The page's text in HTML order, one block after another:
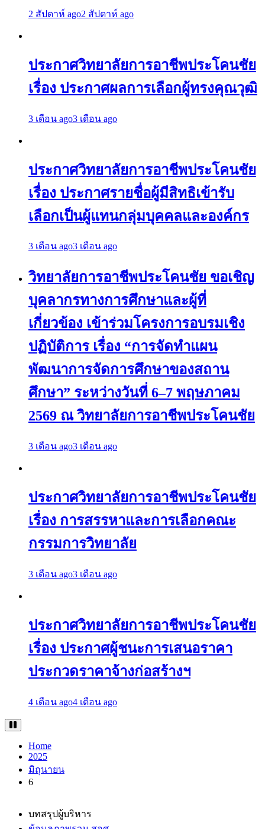
2 สัปดาห์ ago2 สัปดาห์ ago
ประกาศวิทยาลัยการอาชีพประโคนชัย
เรื่อง ประกาศผลการเลือกผู้ทรงคุณวุฒิ
3 เดือน ago3 เดือน ago
ประกาศวิทยาลัยการอาชีพประโคนชัย
เรื่อง ประกาศรายชื่อผู้มีสิทธิเข้ารับ
เลือกเป็นผู้แทนกลุ่มบุคคลและองค์กร
3 เดือน ago3 เดือน ago
วิทยาลัยการอาชีพประโคนชัย ขอเชิญ
บุคลากรทางการศึกษาและผู้ที่
เกี่ยวข้อง เข้าร่วมโครงการอบรมเชิง
ปฏิบัติการ เรื่อง “การจัดทำแผน
พัฒนาการจัดการศึกษาของสถาน
ศึกษา” ระหว่างวันที่ 6–7 พฤษภาคม
2569 ณ วิทยาลัยการอาชีพประโคนชัย
3 เดือน ago3 เดือน ago
ประกาศวิทยาลัยการอาชีพประโคนชัย
เรื่อง การสรรหาและการเลือกคณะ
กรรมการวิทยาลัย
3 เดือน ago3 เดือน ago
ประกาศวิทยาลัยการอาชีพประโคนชัย
เรื่อง ประกาศผู้ชนะการเสนอราคา
ประกวดราคาจ้างก่อสร้างฯ
4 เดือน ago4 เดือน ago
Home
2025
มิถุนายน
6
บทสรุปผู้บริหาร